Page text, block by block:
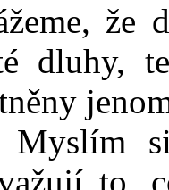
že
dluhy,
Myslím
to,